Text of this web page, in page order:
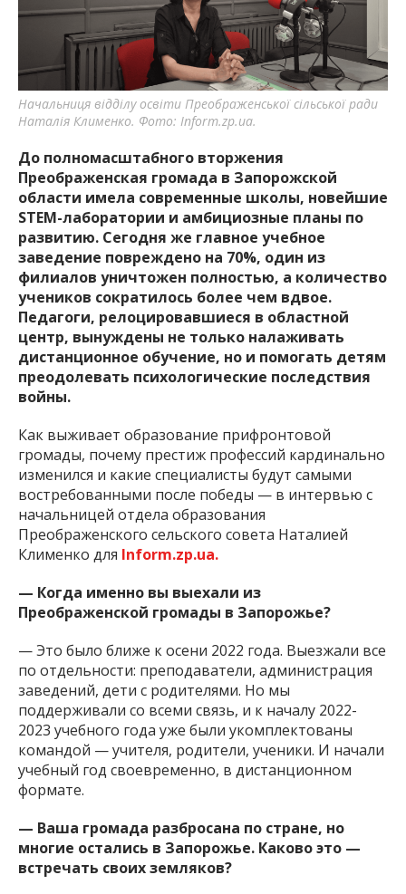
важную информацию о событиях
города Запорожья и области.
Начальниця відділу освіти Преображенської сільської ради
Наталія Клименко. Фото: Inform.zp.ua.
До полномасштабного вторжения
Преображенская громада в Запорожской
области имела современные школы, новейшие
STEM-лаборатории и амбициозные планы по
развитию. Сегодня же главное учебное
заведение повреждено на 70%, один из
филиалов уничтожен полностью, а количество
учеников сократилось более чем вдвое.
Педагоги, релоцировавшиеся в областной
центр, вынуждены не только налаживать
дистанционное обучение, но и помогать детям
преодолевать психологические последствия
войны.
Как выживает образование прифронтовой
громады, почему престиж профессий кардинально
изменился и какие специалисты будут самыми
востребованными после победы — в интервью с
начальницей отдела образования
Преображенского сельского совета Наталией
Клименко для Inform.zp.ua.
— Когда именно вы выехали из
Преображенской громады в Запорожье?
— Это было ближе к осени 2022 года. Выезжали все
по отдельности: преподаватели, администрация
заведений, дети с родителями. Но мы
поддерживали со всеми связь, и к началу 2022-
2023 учебного года уже были укомплектованы
командой — учителя, родители, ученики. И начали
учебный год своевременно, в дистанционном
формате.
— Ваша громада разбросана по стране, но
многие остались в Запорожье. Каково это —
встречать своих земляков?